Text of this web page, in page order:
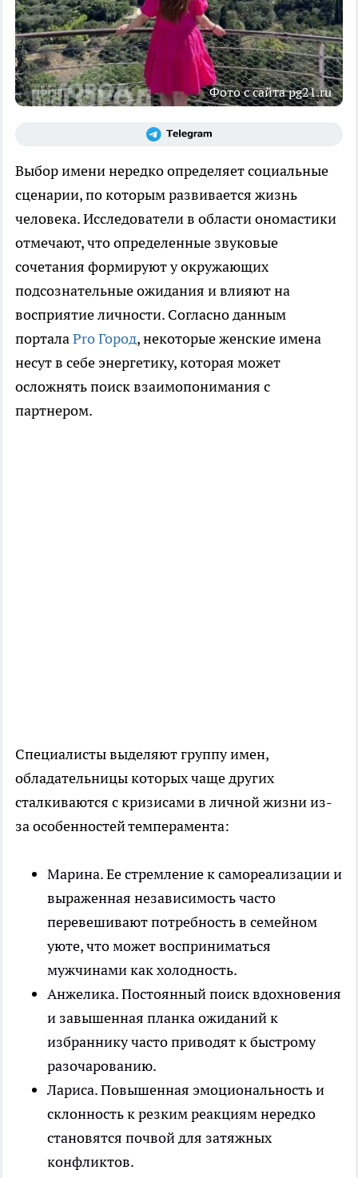
Фото с сайта pg21.ru
Выбор имени нередко определяет социальные
сценарии, по которым развивается жизнь
человека. Исследователи в области ономастики
отмечают, что определенные звуковые
сочетания формируют у окружающих
подсознательные ожидания и влияют на
восприятие личности. Согласно данным
порталаPro Город, некоторые женские имена
несут в себе энергетику, которая может
осложнять поиск взаимопонимания с
партнером.
Специалисты выделяют группу имен,
обладательницы которых чаще других
сталкиваются с кризисами в личной жизни из-
за особенностей темперамента:
Марина. Ее стремление к самореализации и
выраженная независимость часто
перевешивают потребность в семейном
уюте, что может восприниматься
мужчинами как холодность.
Анжелика. Постоянный поиск вдохновения
и завышенная планка ожиданий к
избраннику часто приводят к быстрому
разочарованию.
Лариса. Повышенная эмоциональность и
склонность к резким реакциям нередко
становятся почвой для затяжных
конфликтов.